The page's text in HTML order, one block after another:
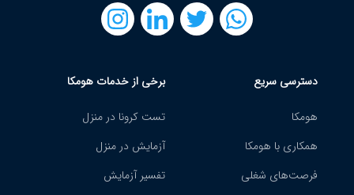
دسترسی سریع
هومکا
همکاری با هومکا
فرصت‌های شغلی
برخی از خدمات هومکا
تست کرونا در منزل
آزمایش در منزل
تفسیر آزمایش